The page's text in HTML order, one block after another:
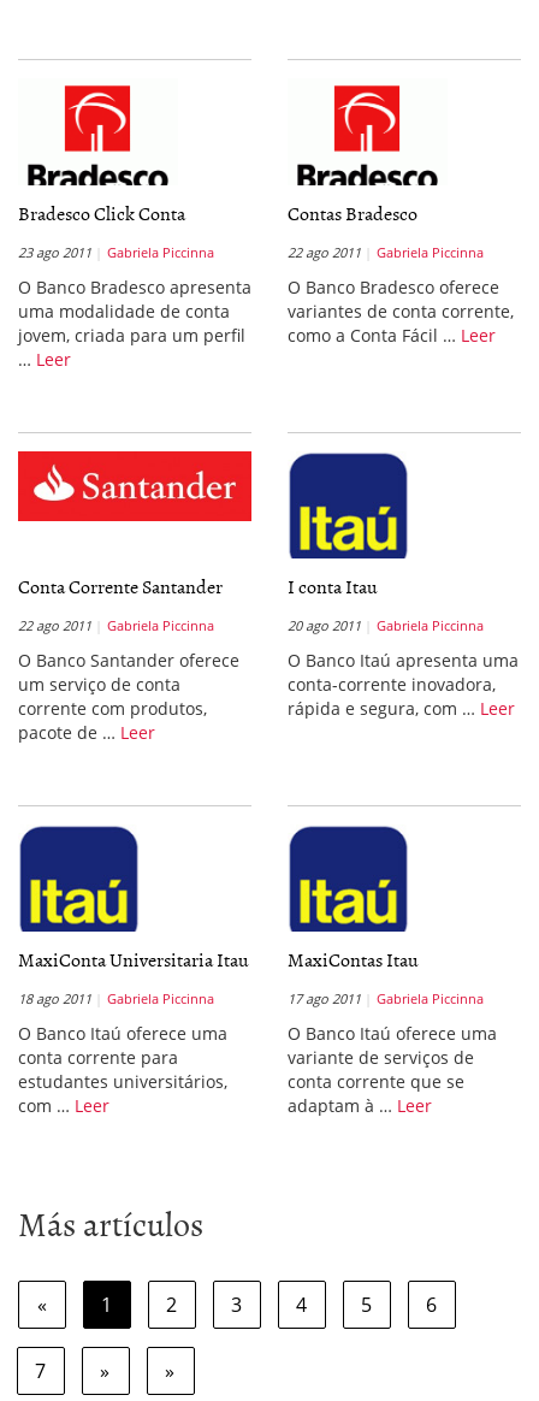
Bradesco Click Conta
23 ago 2011 Gabriela Piccinna
O Banco Bradesco apresenta
uma modalidade de conta
jovem, criada para um perfil
… Leer
Contas Bradesco
22 ago 2011 Gabriela Piccinna
O Banco Bradesco oferece
variantes de conta corrente,
como a Conta Fácil … Leer
Conta Corrente Santander
22 ago 2011 Gabriela Piccinna
O Banco Santander oferece
um serviço de conta
corrente com produtos,
pacote de … Leer
I conta Itau
20 ago 2011 Gabriela Piccinna
O Banco Itaú apresenta uma
conta-corrente inovadora,
rápida e segura, com … Leer
MaxiConta Universitaria Itau
18 ago 2011 Gabriela Piccinna
O Banco Itaú oferece uma
conta corrente para
estudantes universitários,
com … Leer
MaxiContas Itau
17 ago 2011 Gabriela Piccinna
O Banco Itaú oferece uma
variante de serviços de
conta corrente que se
adaptam à … Leer
Más artículos
« 1 2 3 4 5 6
7 » »